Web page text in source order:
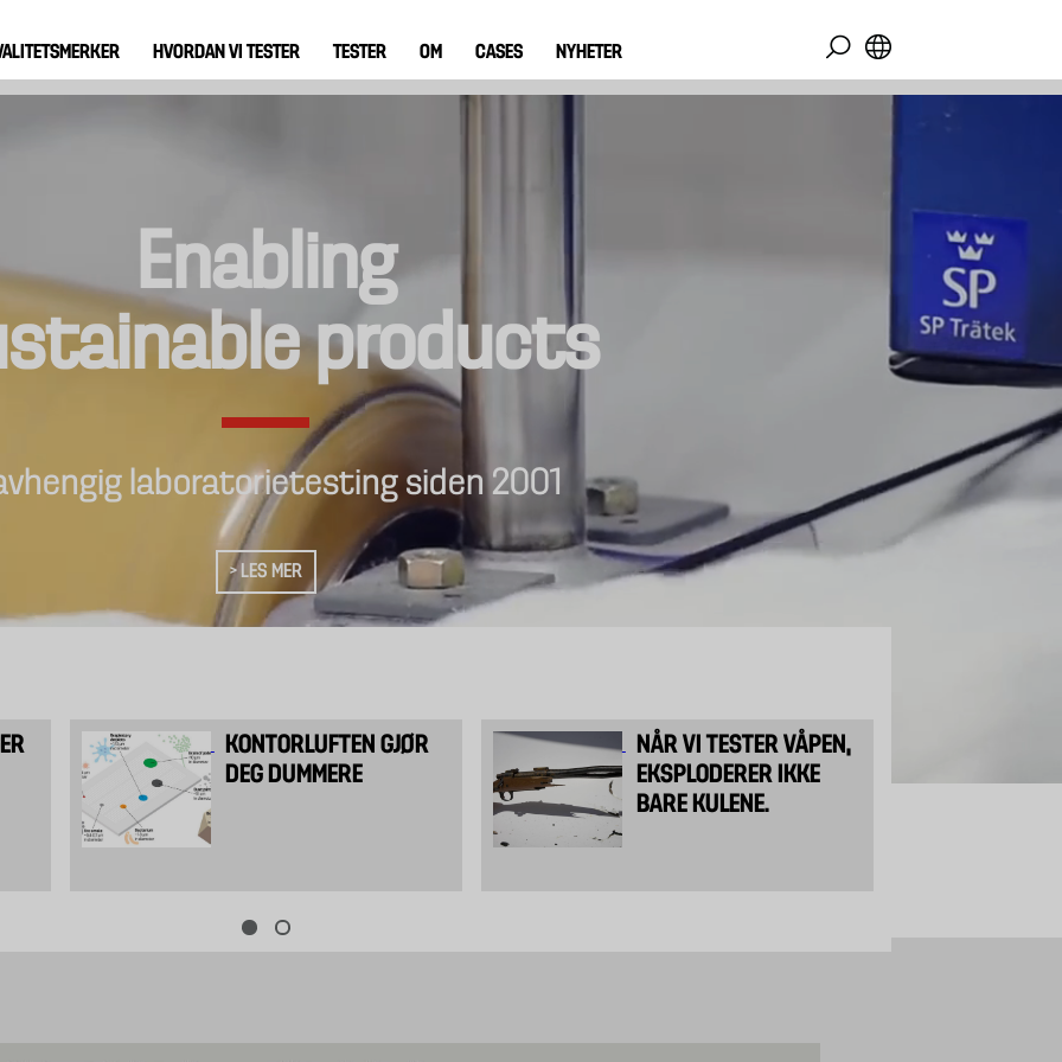
HVORDAN VI TESTER TESTER OM CASES NYHETER
Enabling
products
laboratorietesting siden 2001
> LES MER
KONTORLUFTEN GJØR
DEG DUMMERE
NÅR VI TESTER VÅPEN,
EKSPLODERER IKKE
BARE KULENE.